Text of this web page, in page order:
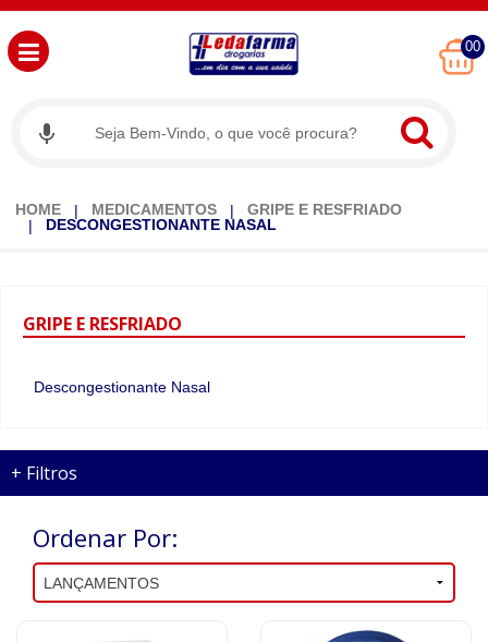
00
HOME MEDICAMENTOS
GRIPE E RESFRIADO
DESCONGESTIONANTE NASAL
GRIPE E RESFRIADO
Descongestionante Nasal
+ Filtros
Ordenar Por: